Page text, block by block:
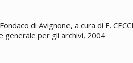
di Avignone, a cura di E.
generale per gli archivi, 2004